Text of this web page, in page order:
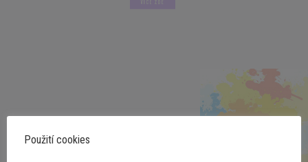
Použití cookies